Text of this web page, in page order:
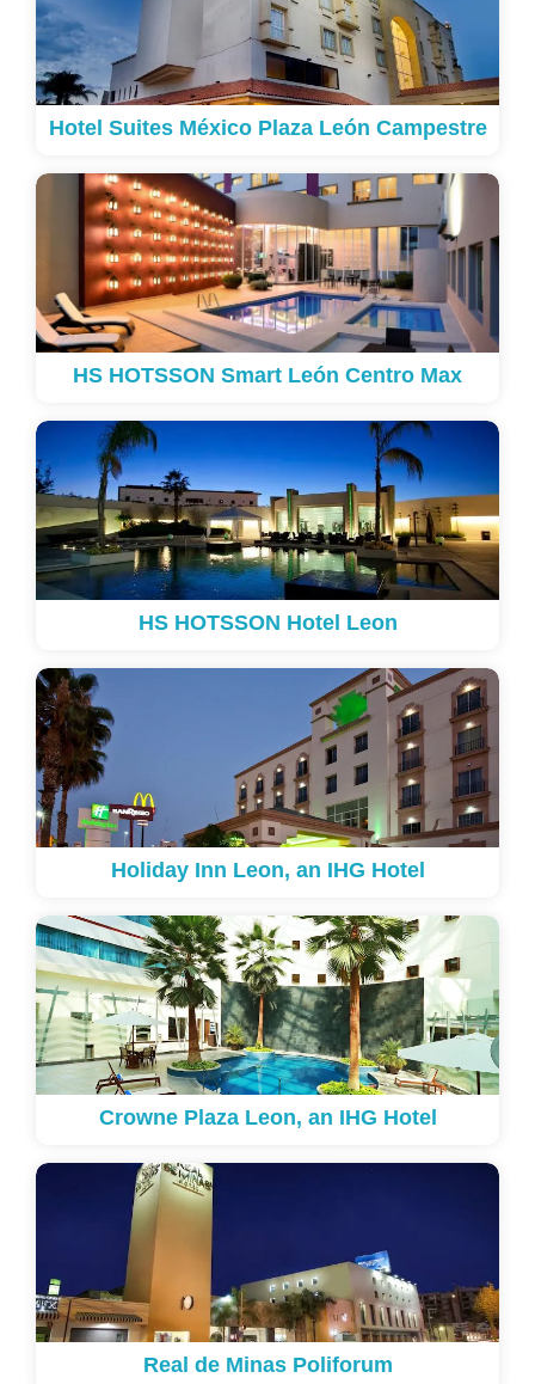
Hotel Suites México Plaza León Campestre
HS HOTSSON Smart León Centro Max
HS HOTSSON Hotel Leon
Holiday Inn Leon, an IHG Hotel
Crowne Plaza Leon, an IHG Hotel
Real de Minas Poliforum